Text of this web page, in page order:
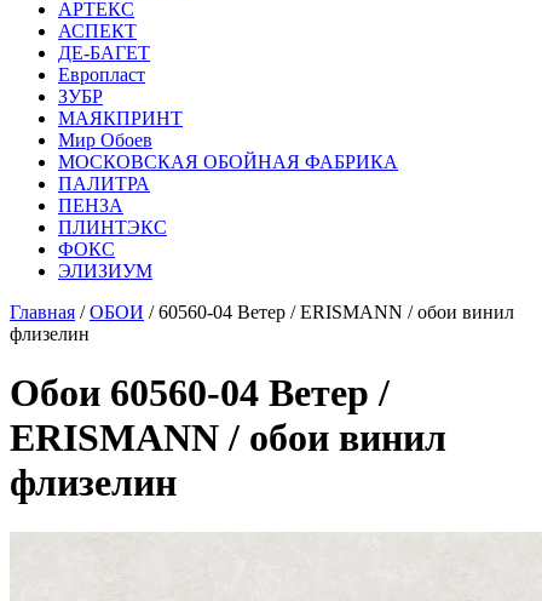
АРТЕКС
АСПЕКТ
ДЕ-БАГЕТ
Европласт
ЗУБР
МАЯКПРИНТ
Мир Обоев
МОСКОВСКАЯ ОБОЙНАЯ ФАБРИКА
ПАЛИТРА
ПЕНЗА
ПЛИНТЭКС
ФОКС
ЭЛИЗИУМ
Главная /ОБОИ / 60560-04 Ветер / ERISMANN / обои винил
флизелин
Обои 60560-04 Ветер /
ERISMANN / обои винил
флизелин